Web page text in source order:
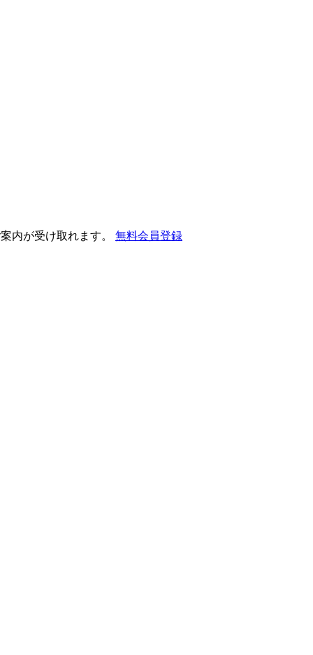
内が受け取れます。 無料会員登録